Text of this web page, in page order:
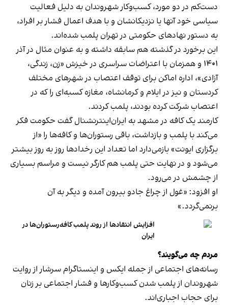
دست‌کم در دو مورد، کسب‌وکار شهروندان به دلیل فعالیت
سیاسی خود آنها یا نزدیکانشان و با هدف اعمال فشار بر افراد،
به دستور نهادهای حکومتی در تهران پلمب شده‌اند.
این برخورد در گذشته هم سابقه داشته و به عنوان مثال در آذر
۱۴۰۱ و همزمان با اعتراضات سراسری در خیزش «زن، زندگی،
آزادی»، اداره اماکن برای توقف اعتصاب در شهرهای مختلف
کردستان و نیز در ایلام و کرمانشاه، مغازه کسبه‌ای را که در
اعتصاب شرکت کرده بودند، پلمب کردند.
کارمند یک کافه در مشهد به ایران‌اینترنشنال گفت حکومت فکر
می‌کند با پلمب و بازداشت، باقی رستوران‌ها و کافه‌ها را «از
برگزاری ایونت» بازمی‌دارد اما تعداد این رخدادها روز به روز بیشتر
می‌شود و در نهایت حتی پلمب هم کارگر نیست و مراسم بسیاری
از چشمش در می‌رود.
او افزود: «غول از چراغ جادو بیرون آمده و دیگر به آن
برنمی‎‌گردد.»
افزایش انتقادها از روند پلمب کافه‌رستوران‌ها در
ایران
مردم چه می‌گویند؟
رسانه‎‌های اجتماعی از جمله ایکس و اینستاگرام سرشار از روایت
شهروندان از پلمب شدن کسب‌وکارها و فشار اجتماعی بر زنان
برای حجاب اجباری‌اند.